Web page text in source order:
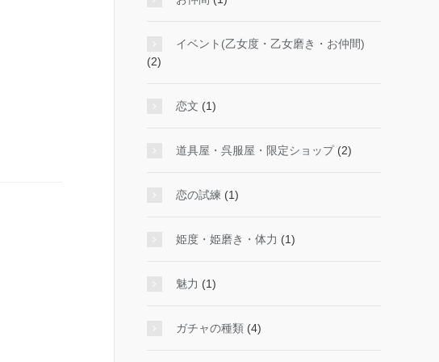
イベント(乙女度・乙女磨き・お仲間)
(2)
恋文 (1)
道具屋・呉服屋・限定ショップ(2)
恋の試練 (1)
姫度・姫磨き・体力 (1)
魅力 (1)
ガチャの種類 (4)